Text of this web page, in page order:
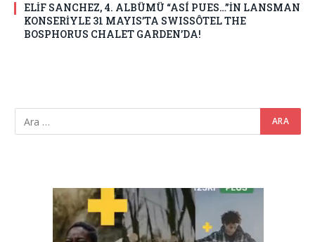
ELİF SANCHEZ, 4. ALBÜMÜ “ASÍ PUES…”İN LANSMAN
KONSERİYLE 31 MAYIS’TA SWISSÔTEL THE
BOSPHORUS CHALET GARDEN’DA!
Video
oynatıcı